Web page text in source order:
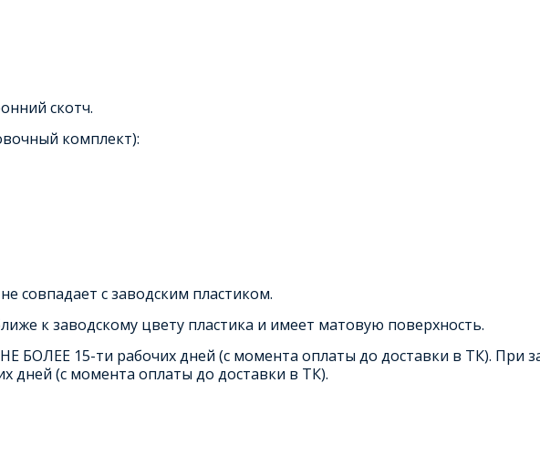
скотч.
комплект):
совпадает с заводским пластиком.
к заводскому цвету пластика и имеет матовую поверхность.
БОЛЕЕ 15-ти рабочих дней (с момента оплаты до доставки в ТК). При
дней (с момента оплаты до доставки в ТК).